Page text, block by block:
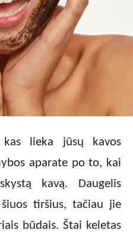
lieka jūsų kavos
aparate po to, kai
kavą. Daugelis
tiršius, tačiau jie
būdais. Štai keletas